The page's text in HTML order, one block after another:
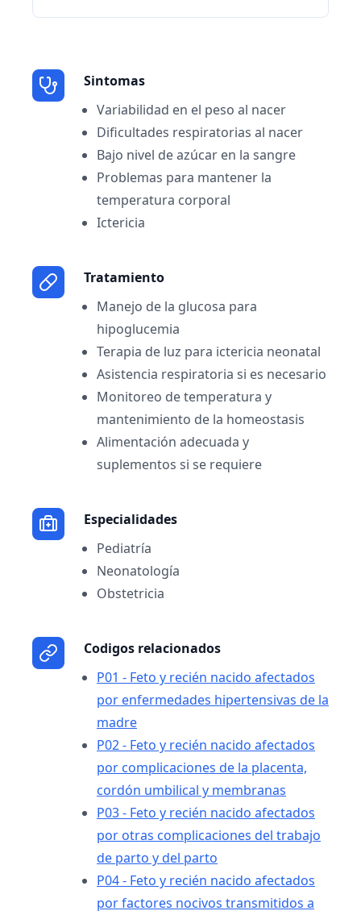
Sintomas
Variabilidad en el peso al nacer
Dificultades respiratorias al nacer
Bajo nivel de azúcar en la sangre
Problemas para mantener la
temperatura corporal
Ictericia
Tratamiento
Manejo de la glucosa para
hipoglucemia
Terapia de luz para ictericia neonatal
Asistencia respiratoria si es necesario
Monitoreo de temperatura y
mantenimiento de la homeostasis
Alimentación adecuada y
suplementos si se requiere
Especialidades
Pediatría
Neonatología
Obstetricia
Codigos relacionados
P01 - Feto y recién nacido afectados
por enfermedades hipertensivas de la
madre
P02 - Feto y recién nacido afectados
por complicaciones de la placenta,
cordón umbilical y membranas
P03 - Feto y recién nacido afectados
por otras complicaciones del trabajo
de parto y del parto
P04 - Feto y recién nacido afectados
por factores nocivos transmitidos a